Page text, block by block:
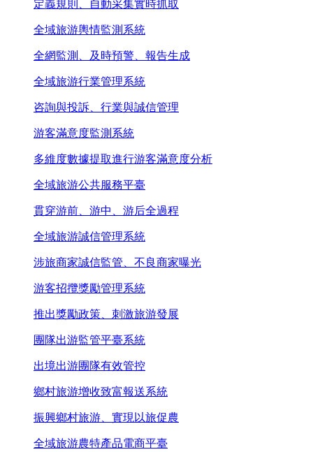
定義規則、自動采集實時抓取
全域旅游輿情監測系統
全網監測、及時預警、報告生成
全域旅游行業管理系統
咨詢與投訴、行業與誠信管理
游客滿意度監測系統
多維度數據提取進行游客滿意度分析
全域旅游公共服務平臺
貫穿游前、游中、游后全過程
全域旅游誠信管理系統
涉旅商家誠信監管、不良商家曝光
游客招攬獎勵管理系統
推出獎勵政策、刺激旅游發展
團隊出游監管平臺系統
出境出游團隊有效管控
鄉村旅游增收致富報送系統
振興鄉村旅游、實現以旅促農
全域旅游農特產品電商平臺